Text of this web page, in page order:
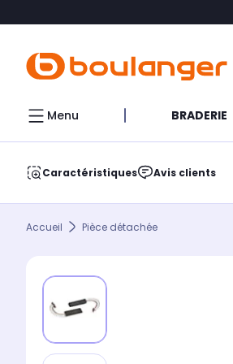
Menu BRADERIE
Caractéristiques Avis clients
Accueil Pièce détachée